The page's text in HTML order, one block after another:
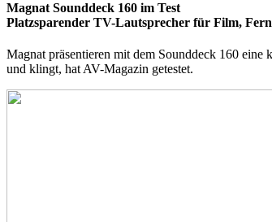
Magnat Sounddeck 160 im Test
Platzsparender TV-Lautsprecher für Film,
Magnat präsentieren mit dem Sounddeck 160 eine
und klingt, hat AV-Magazin getestet.